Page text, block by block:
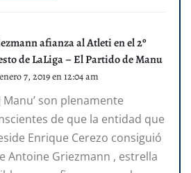
afianza al Atleti en el 2º
de LaLiga – El Partido de Manu
enero 7, 2019 en 12:04 am
son plenamente
de que la entidad que
Enrique Cerezo consiguió
Antoine Griezmann , estrella